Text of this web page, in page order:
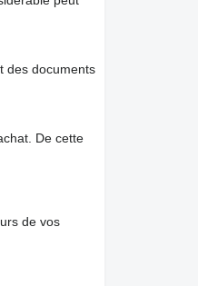
des documents
De cette
de vos